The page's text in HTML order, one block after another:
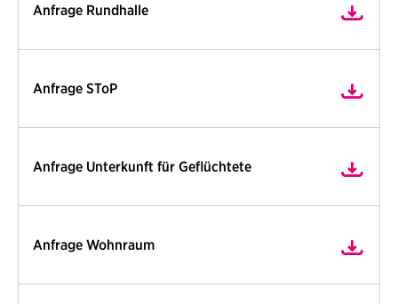
Anfrage Rundhalle
Anfrage SToP
Anfrage Unterkunft für Geflüchtete
Anfrage Wohnraum